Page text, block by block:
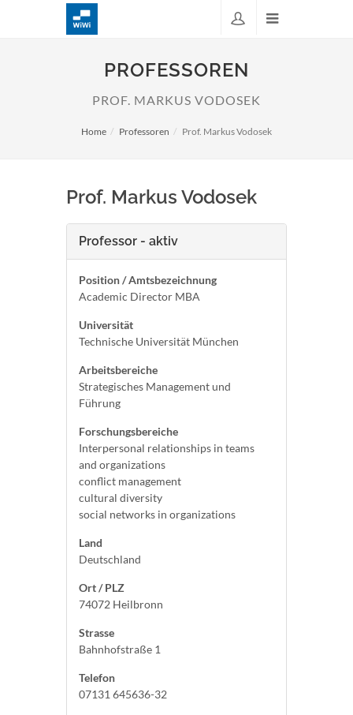
PROFESSOREN
PROF. MARKUS VODOSEK
Home Professoren Prof. Markus Vodosek
Prof. Markus Vodosek
Professor - aktiv
Position / Amtsbezeichnung
Academic Director MBA
Universität
Technische Universität München
Arbeitsbereiche
Strategisches Management und
Führung
Forschungsbereiche
Interpersonal relationships in teams
and organizations
conflict management
cultural diversity
social networks in organizations
Land
Deutschland
Ort / PLZ
74072 Heilbronn
Strasse
Bahnhofstraße 1
Telefon
07131 645636-32